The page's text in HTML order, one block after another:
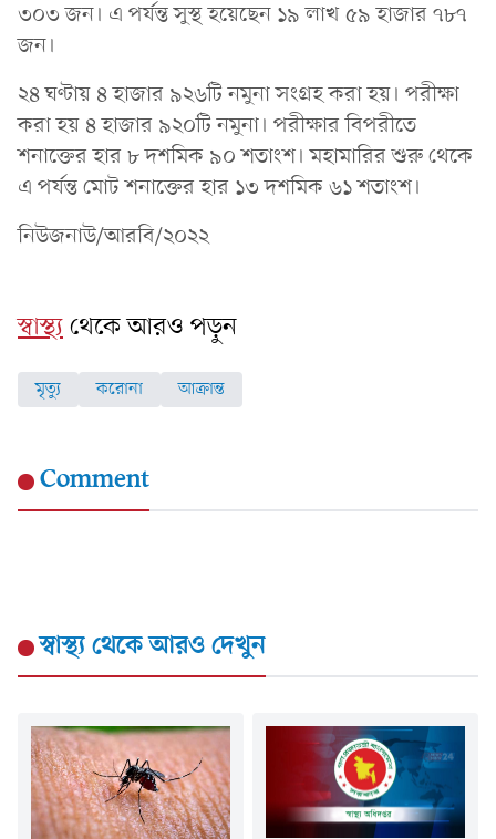
৩০৩ জন। এ পর্যন্ত সুস্থ হয়েছেন ১৯ লাখ ৫৯ হাজার ৭৮৭
জন।
২৪ ঘণ্টায় ৪ হাজার ৯২৬টি নমুনা সংগ্রহ করা হয়। পরীক্ষা
করা হয় ৪ হাজার ৯২০টি নমুনা। পরীক্ষার বিপরীতে
শনাক্তের হার ৮ দশমিক ৯০ শতাংশ। মহামারির শুরু থেকে
এ পর্যন্ত মোট শনাক্তের হার ১৩ দশমিক ৬১ শতাংশ।
নিউজনাউ/আরবি/২০২২
স্বাস্থ্যথেকে আরও পড়ুন
মৃত্যু করোনা আক্রান্ত
Comment
স্বাস্থ্যথেকে আরও দেখুন